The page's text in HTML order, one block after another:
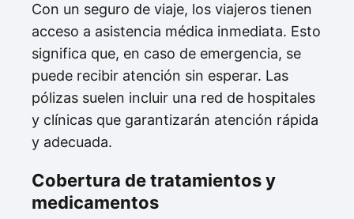
Con un seguro de viaje, los viajeros tienen
acceso a asistencia médica inmediata. Esto
significa que, en caso de emergencia, se
puede recibir atención sin esperar. Las
pólizas suelen incluir una red de hospitales
y clínicas que garantizarán atención rápida
y adecuada.
Cobertura de tratamientos y
medicamentos